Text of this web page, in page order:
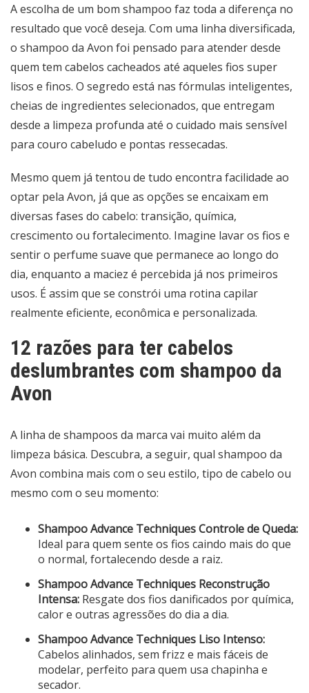
A escolha de um bom shampoo faz toda a diferença no
resultado que você deseja. Com uma linha diversificada,
o shampoo da Avon foi pensado para atender desde
quem tem cabelos cacheados até aqueles fios super
lisos e finos. O segredo está nas fórmulas inteligentes,
cheias de ingredientes selecionados, que entregam
desde a limpeza profunda até o cuidado mais sensível
para couro cabeludo e pontas ressecadas.
Mesmo quem já tentou de tudo encontra facilidade ao
optar pela Avon, já que as opções se encaixam em
diversas fases do cabelo: transição, química,
crescimento ou fortalecimento. Imagine lavar os fios e
sentir o perfume suave que permanece ao longo do
dia, enquanto a maciez é percebida já nos primeiros
usos. É assim que se constrói uma rotina capilar
realmente eficiente, econômica e personalizada.
12 razões para ter cabelos
deslumbrantes com shampoo da
Avon
A linha de shampoos da marca vai muito além da
limpeza básica. Descubra, a seguir, qual shampoo da
Avon combina mais com o seu estilo, tipo de cabelo ou
mesmo com o seu momento:
Shampoo Advance Techniques Controle de Queda:
Ideal para quem sente os fios caindo mais do que
o normal, fortalecendo desde a raiz.
Shampoo Advance Techniques Reconstrução
Intensa: Resgate dos fios danificados por química,
calor e outras agressões do dia a dia.
Shampoo Advance Techniques Liso Intenso:
Cabelos alinhados, sem frizz e mais fáceis de
modelar, perfeito para quem usa chapinha e
secador.